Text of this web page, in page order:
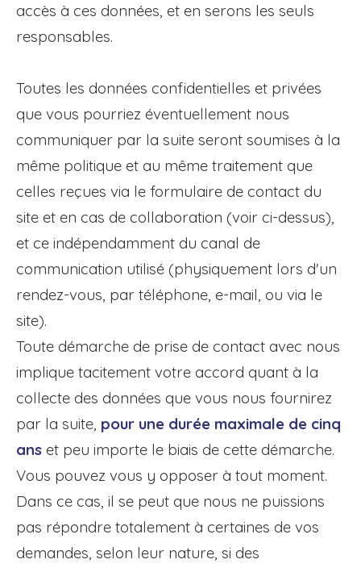
accès à ces données, et en serons les seuls
responsables.
Toutes les données confidentielles et privées
que vous pourriez éventuellement nous
communiquer par la suite seront soumises à la
même politique et au même traitement que
celles reçues via le formulaire de contact du
site et en cas de collaboration (voir ci-dessus),
et ce indépendamment du canal de
communication utilisé (physiquement lors d'un
rendez-vous, par téléphone, e-mail, ou via le
site).
Toute démarche de prise de contact avec nous
implique tacitement votre accord quant à la
collecte des données que vous nous fournirez
par la suite, pour une durée maximale de cinq
ans et peu importe le biais de cette démarche.
Vous pouvez vous y opposer à tout moment.
Dans ce cas, il se peut que nous ne puissions
pas répondre totalement à certaines de vos
demandes, selon leur nature, si des